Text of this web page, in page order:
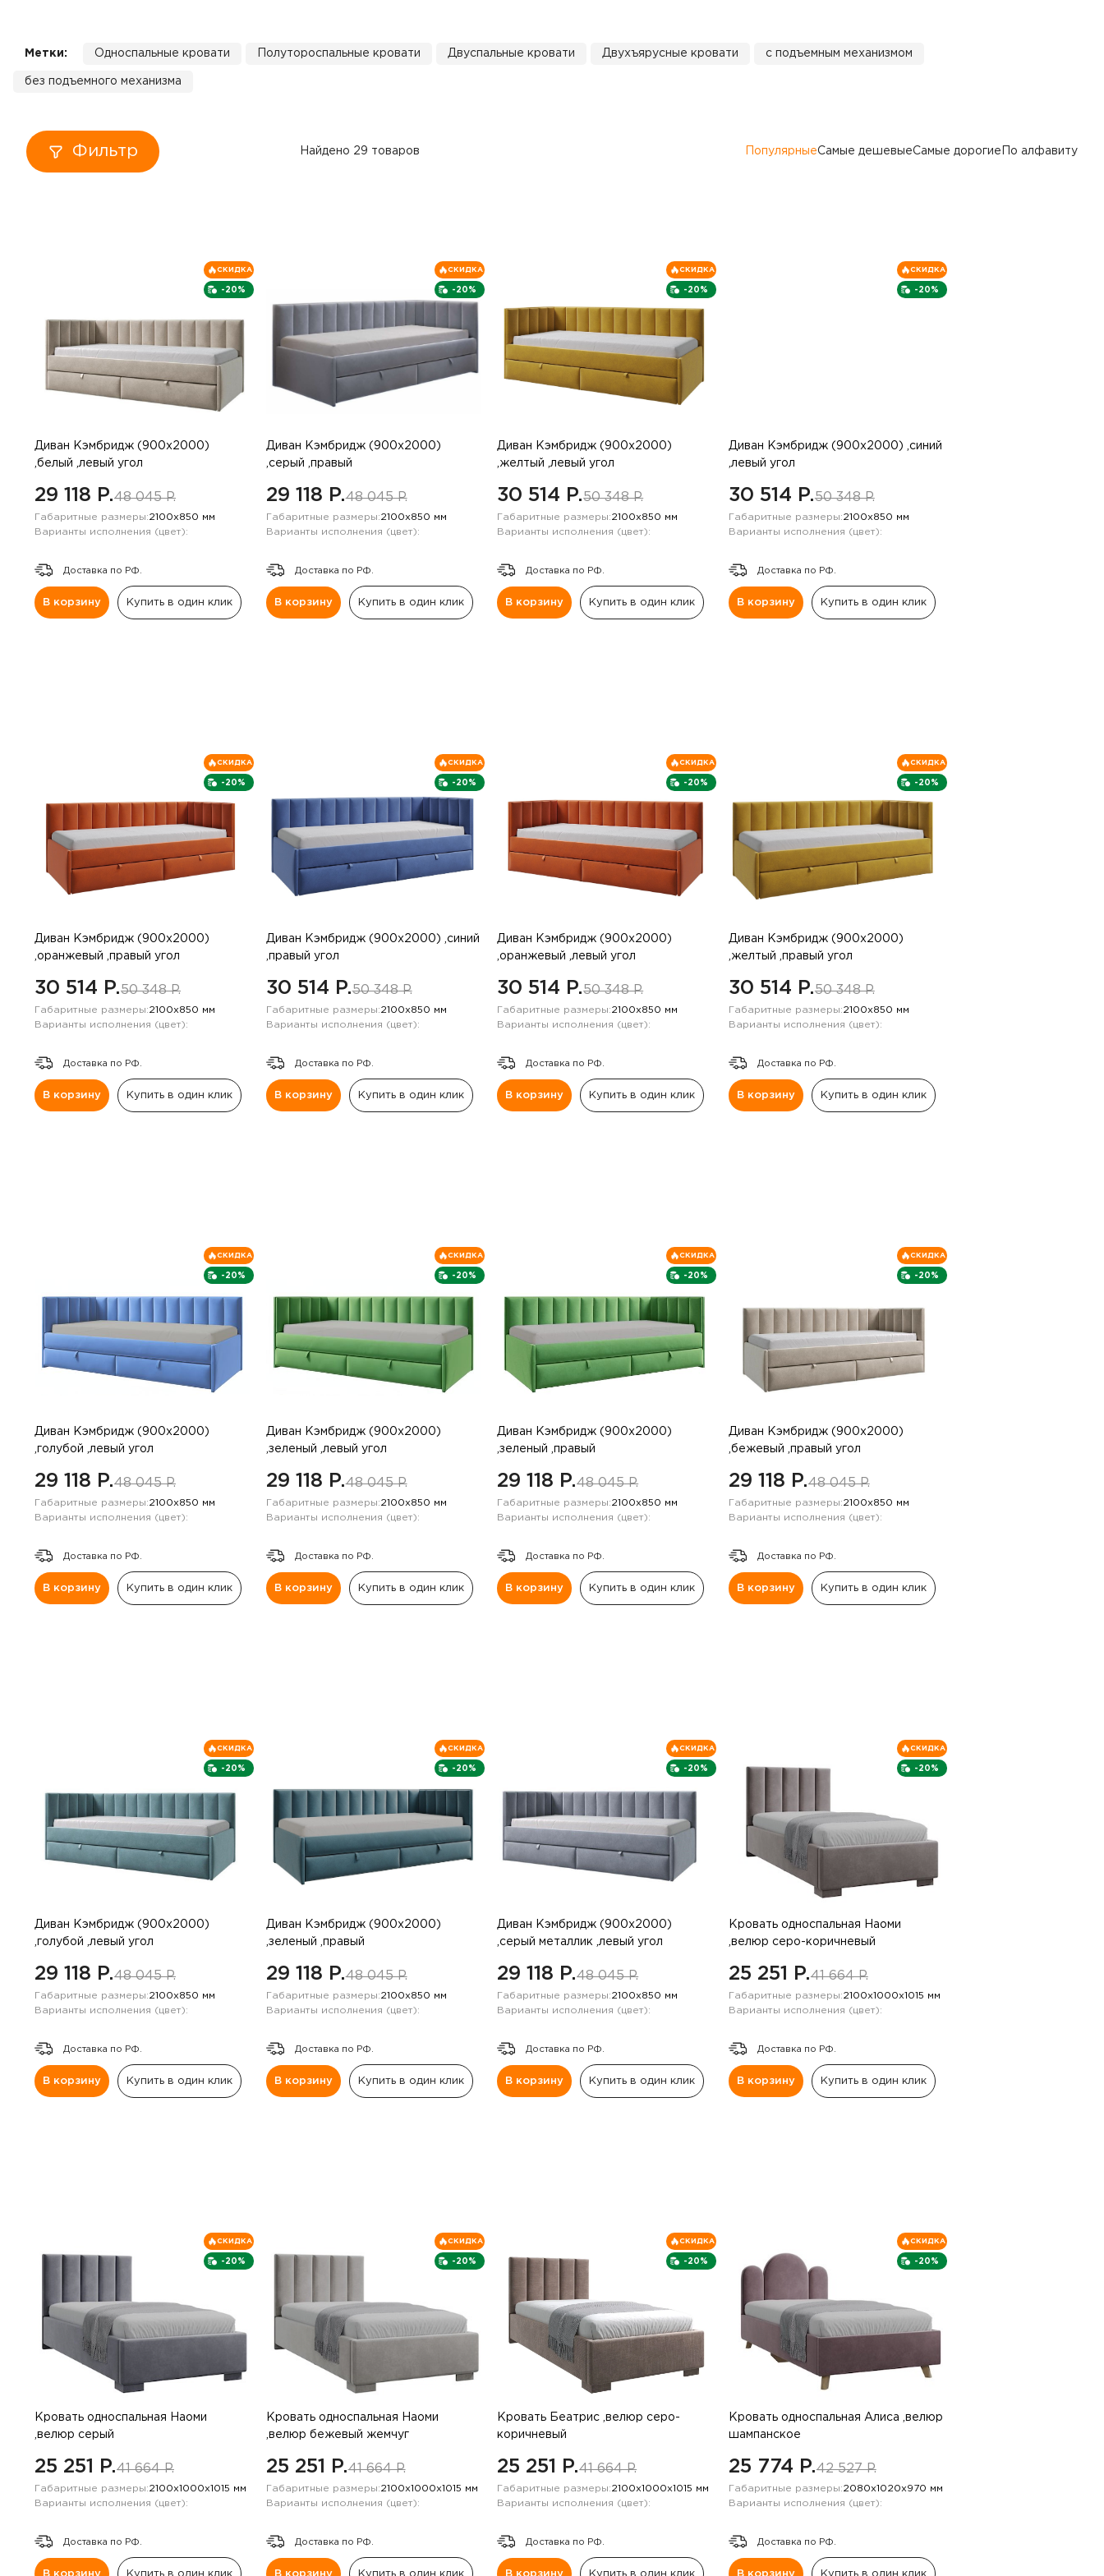
Тумбы
Пуфы
Навесные панели
Стеллажи
Консоли
Метки: Односпальные кровати Полутороспальные кровати Двуспальные кровати Двухъярусные кровати с подъемным механизмом
без подъемного механизма
Фильтр Найдено 29 товаров ПопулярныеСамые дешевыеСамые дорогие По алфавиту
-20%
СКИДКА
Диван Кэмбридж (900х2000)
,белый ,левый угол
29 118 P.48 045 P.
Габаритные размеры:2100х850 мм
Варианты исполнения (цвет):
Доставка по РФ.
В корзину Купить в один клик
-20%
СКИДКА
Диван Кэмбридж (900х2000)
,серый ,правый
29 118 P.48 045 P.
Габаритные размеры:2100х850 мм
Варианты исполнения (цвет):
Доставка по РФ.
В корзину Купить в один клик
-20%
СКИДКА
Диван Кэмбридж (900х2000)
,желтый ,левый угол
30 514 P.50 348 P.
Габаритные размеры:2100х850 мм
Варианты исполнения (цвет):
Доставка по РФ.
В корзину Купить в один клик
-20%
СКИДКА
Диван Кэмбридж (900х2000) ,синий
,левый угол
30 514 P.50 348 P.
Габаритные размеры:2100х850 мм
Варианты исполнения (цвет):
Доставка по РФ.
В корзину Купить в один клик
-20%
СКИДКА
Диван Кэмбридж (900х2000)
,оранжевый ,правый угол
30 514 P.50 348 P.
Габаритные размеры:2100х850 мм
Варианты исполнения (цвет):
Доставка по РФ.
В корзину Купить в один клик
-20%
СКИДКА
Диван Кэмбридж (900х2000) ,синий
,правый угол
30 514 P.50 348 P.
Габаритные размеры:2100х850 мм
Варианты исполнения (цвет):
Доставка по РФ.
В корзину Купить в один клик
-20%
СКИДКА
Диван Кэмбридж (900х2000)
,оранжевый ,левый угол
30 514 P.50 348 P.
Габаритные размеры:2100х850 мм
Варианты исполнения (цвет):
Доставка по РФ.
В корзину Купить в один клик
-20%
СКИДКА
Диван Кэмбридж (900х2000)
,желтый ,правый угол
30 514 P.50 348 P.
Габаритные размеры:2100х850 мм
Варианты исполнения (цвет):
Доставка по РФ.
В корзину Купить в один клик
-20%
СКИДКА
Диван Кэмбридж (900х2000)
,голубой ,левый угол
29 118 P.48 045 P.
Габаритные размеры:2100х850 мм
Варианты исполнения (цвет):
Доставка по РФ.
В корзину Купить в один клик
-20%
СКИДКА
Диван Кэмбридж (900х2000)
,зеленый ,левый угол
29 118 P.48 045 P.
Габаритные размеры:2100х850 мм
Варианты исполнения (цвет):
Доставка по РФ.
В корзину Купить в один клик
-20%
СКИДКА
Диван Кэмбридж (900х2000)
,зеленый ,правый
29 118 P.48 045 P.
Габаритные размеры:2100х850 мм
Варианты исполнения (цвет):
Доставка по РФ.
В корзину Купить в один клик
-20%
СКИДКА
Диван Кэмбридж (900х2000)
,бежевый ,правый угол
29 118 P.48 045 P.
Габаритные размеры:2100х850 мм
Варианты исполнения (цвет):
Доставка по РФ.
В корзину Купить в один клик
-20%
СКИДКА
Диван Кэмбридж (900х2000)
,голубой ,левый угол
29 118 P.48 045 P.
Габаритные размеры:2100х850 мм
Варианты исполнения (цвет):
Доставка по РФ.
В корзину Купить в один клик
-20%
СКИДКА
Диван Кэмбридж (900х2000)
,зеленый ,правый
29 118 P.48 045 P.
Габаритные размеры:2100х850 мм
Варианты исполнения (цвет):
Доставка по РФ.
В корзину Купить в один клик
-20%
СКИДКА
Диван Кэмбридж (900х2000)
,серый металлик ,левый угол
29 118 P.48 045 P.
Габаритные размеры:2100х850 мм
Варианты исполнения (цвет):
Доставка по РФ.
В корзину Купить в один клик
-20%
СКИДКА
Кровать односпальная Наоми
,велюр серо-коричневый
25 251 P.41 664 P.
Габаритные размеры:2100х1000х1015 мм
Варианты исполнения (цвет):
Доставка по РФ.
В корзину Купить в один клик
-20%
СКИДКА
Кровать односпальная Наоми
,велюр серый
25 251 P.41 664 P.
Габаритные размеры:2100х1000х1015 мм
Варианты исполнения (цвет):
Доставка по РФ.
В корзину Купить в один клик
-20%
СКИДКА
Кровать односпальная Наоми
,велюр бежевый жемчуг
25 251 P.41 664 P.
Габаритные размеры:2100х1000х1015 мм
Варианты исполнения (цвет):
Доставка по РФ.
В корзину Купить в один клик
-20%
СКИДКА
Кровать Беатрис ,велюр серо-
коричневый
25 251 P.41 664 P.
Габаритные размеры:2100х1000х1015 мм
Варианты исполнения (цвет):
Доставка по РФ.
В корзину Купить в один клик
-20%
СКИДКА
Кровать односпальная Алиса ,велюр
шампанское
25 774 P.42 527 P.
Габаритные размеры:2080х1020х970 мм
Варианты исполнения (цвет):
Доставка по РФ.
В корзину Купить в один клик